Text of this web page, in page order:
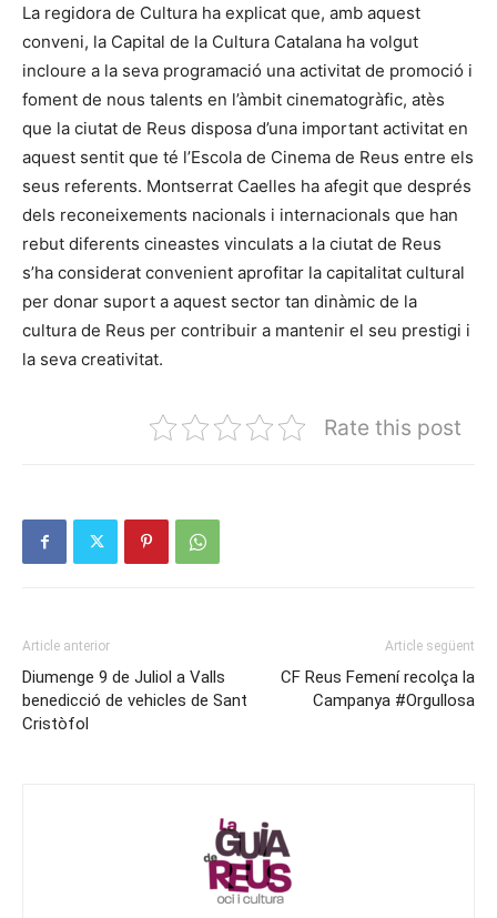
La regidora de Cultura ha explicat que, amb aquest
conveni, la Capital de la Cultura Catalana ha volgut
incloure a la seva programació una activitat de promoció i
foment de nous talents en l’àmbit cinematogràfic, atès
que la ciutat de Reus disposa d’una important activitat en
aquest sentit que té l’Escola de Cinema de Reus entre els
seus referents. Montserrat Caelles ha afegit que després
dels reconeixements nacionals i internacionals que han
rebut diferents cineastes vinculats a la ciutat de Reus
s’ha considerat convenient aprofitar la capitalitat cultural
per donar suport a aquest sector tan dinàmic de la
cultura de Reus per contribuir a mantenir el seu prestigi i
la seva creativitat.
Rate this post
Article anterior
Diumenge 9 de Juliol a Valls
benedicció de vehicles de Sant
Cristòfol
Article següent
CF Reus Femení recolça la
Campanya #Orgullosa